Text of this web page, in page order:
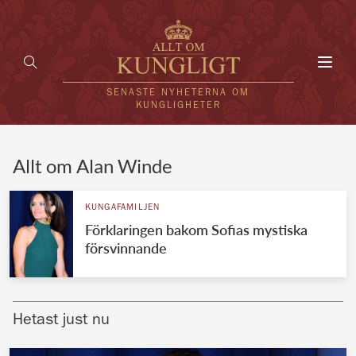
SENASTE NYHETERNA OM
KUNGLIGHETER
UTLÄNDSKT
VÄRLDENS KUNGAHUS
Brittiska kungahuset
Allt om Alan Winde
KUNGAFAMILJEN
Förklaringen bakom Sofias mystiska
försvinnande
Hetast just nu